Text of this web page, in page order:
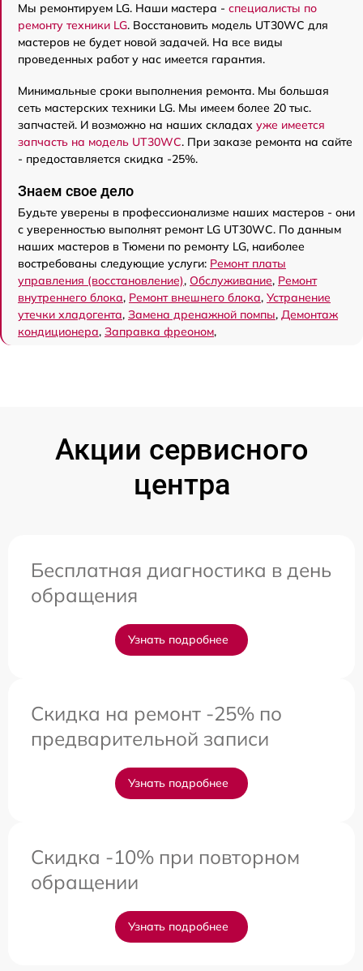
Мы ремонтируем LG. Наши мастера - специалисты по
ремонту техники LG. Восстановить модель UT30WC для
мастеров не будет новой задачей. На все виды
проведенных работ у нас имеется гарантия.
Минимальные сроки выполнения ремонта. Мы большая
сеть мастерских техники LG. Мы имеем более 20 тыс.
запчастей. И возможно на наших складах уже имеется
запчасть на модель UT30WC. При заказе ремонта на сайте
- предоставляется скидка -25%.
Знаем свое дело
Будьте уверены в профессионализме наших мастеров - они
с уверенностью выполнят ремонт LG UT30WC. По данным
наших мастеров в Тюмени по ремонту LG, наиболее
востребованы следующие услуги: Ремонт платы
управления (восстановление), Обслуживание, Ремонт
внутреннего блока, Ремонт внешнего блока, Устранение
утечки хладогента, Замена дренажной помпы, Демонтаж
кондиционера, Заправка фреоном,
Акции сервисного
центра
Бесплатная диагностика в день
обращения
Узнать подробнее
Скидка на ремонт -25% по
предварительной записи
Узнать подробнее
Скидка -10% при повторном
обращении
Узнать подробнее